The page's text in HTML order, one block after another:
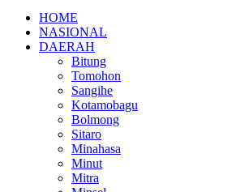
HOME
NASIONAL
DAERAH
Bitung
Tomohon
Sangihe
Kotamobagu
Bolmong
Sitaro
Minahasa
Minut
Mitra